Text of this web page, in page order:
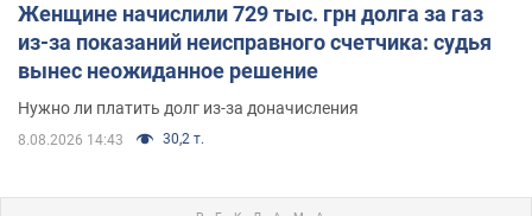
Женщине начислили 729 тыс. грн долга за газ
из-за показаний неисправного счетчика: судья
вынес неожиданное решение
Нужно ли платить долг из-за доначисления
8.08.2026 14:43 30,2 т.